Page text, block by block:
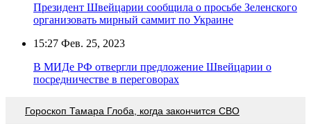
Президент Швейцарии сообщила о просьбе Зеленского
организовать мирный саммит по Украине
15:27 Фев. 25, 2023
В МИДе РФ отвергли предложение Швейцарии о
посредничестве в переговорах
Гороскоп Тамара Глоба, когда закончится СВО